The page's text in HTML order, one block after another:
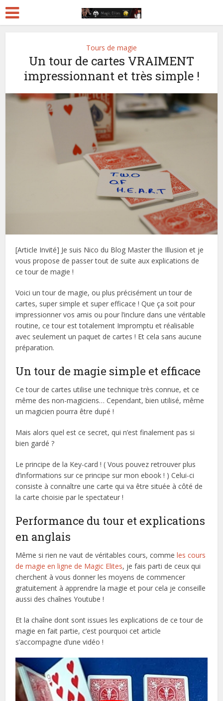
Tours de magie
Un tour de cartes VRAIMENT
impressionnant et très simple !
[Article Invité] Je suis Nico du Blog Master the Illusion et je
vous propose de passer tout de suite aux explications de
ce tour de magie !
Voici un tour de magie, ou plus précisément un tour de
cartes, super simple et super efficace ! Que ça soit pour
impressionner vos amis ou pour l’inclure dans une véritable
routine, ce tour est totalement Impromptu et réalisable
avec seulement un paquet de cartes ! Et cela sans aucune
préparation.
Un tour de magie simple et efficace
Ce tour de cartes utilise une technique très connue, et ce
même des non-magiciens… Cependant, bien utilisé, même
un magicien pourra être dupé !
Mais alors quel est ce secret, qui n’est finalement pas si
bien gardé ?
Le principe de la Key-card ! ( Vous pouvez retrouver plus
d’informations sur ce principe sur mon ebook ! ) Celui-ci
consiste à connaître une carte qui va être située à côté de
la carte choisie par le spectateur !
Performance du tour et explications
en anglais
Même si rien ne vaut de véritables cours, commeles cours
de magie en ligne de Magic Elites, je fais parti de ceux qui
cherchent à vous donner les moyens de commencer
gratuitement à apprendre la magie et pour cela je conseille
aussi des chaînes Youtube !
Et la chaîne dont sont issues les explications de ce tour de
magie en fait partie, c’est pourquoi cet article
s’accompagne d’une vidéo !